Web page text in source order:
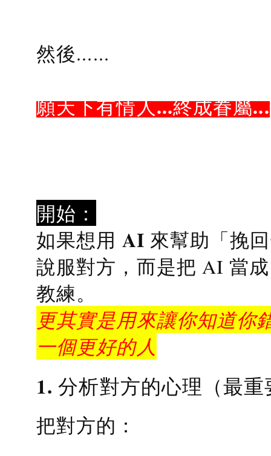
然後......
願天下有情人...終成眷屬...
開始：
如果想用 AI 來幫助「挽
說服對方，而是把 AI 當
教練。
更其實是用來讓你知道你
一個更好的人
1. 分析對方的心理（最
把對方的：